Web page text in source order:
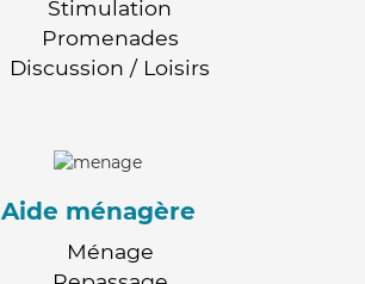
Stimulation
Promenades
Discussion / Loisirs
Aide ménagère
Ménage